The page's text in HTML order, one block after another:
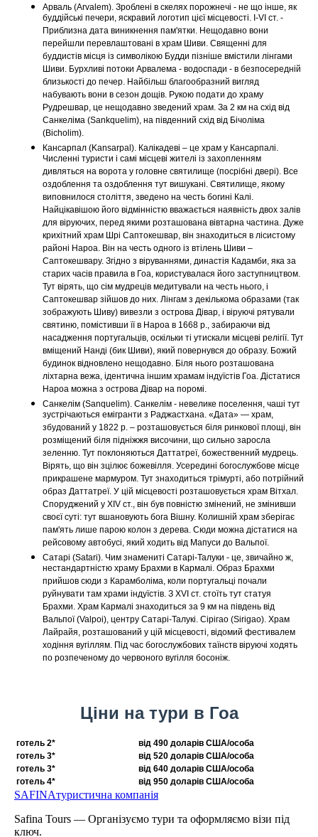
Арваль (Arvalem). Зроблені в скелях порожнечі - не що інше, як
буддійські печери, яскравий логотип цієї місцевості. I-VI ст. -
Приблизна дата виникнення пам'ятки. Нещодавно вони
перейшли перевлаштовані в храм Шиви. Священні для
буддистів місця із символікою Будди пізніше вмістили лінгами
Шиви. Бурхливі потоки Арвалема - водоспади - в безпосередній
близькості до печер. Найбільш благообразний вигляд
набувають вони в сезон дощів. Рукою подати до храму
Рудрешвар, це нещодавно зведений храм. За 2 км на схід від
Санкеліма (Sankquelim), на південний схід від Бічоліма
(Bicholim).
Кансарпал (Kansarpal). Калікадеві – це храм у Кансарпалі.
Численні туристи і самі місцеві жителі із захопленням
дивляться на ворота у головне святилище (посрібні двері). Все
оздоблення та оздоблення тут вишукані. Святилище, якому
виповнилося століття, зведено на честь богині Калі.
Найцікавішою його відмінністю вважається наявність двох залів
для віруючих, перед якими розташована вівтарна частина. Дуже
крихітний храм Шрі Саптокешвар, він знаходиться в лісистому
районі Нароа. Він на честь одного із втілень Шиви –
Саптокешвару. Згідно з віруваннями, династія Кадамби, яка за
старих часів правила в Гоа, користувалася його заступництвом.
Тут вірять, що сім мудреців медитували на честь нього, і
Саптокешвар зійшов до них. Лінгам з декількома образами (так
зображують Шиву) вивезли з острова Дівар, і віруючі рятували
святиню, помістивши її в Нароа в 1668 р., забираючи від
насадження португальців, оскільки ті утискали місцеві релігії. Тут
вміщений Нанді (бик Шиви), який повернувся до образу. Божий
будинок відновлено нещодавно. Біля нього розташована
ліхтарна вежа, ідентична іншим храмам індуїстів Гоа. Дістатися
Нароа можна з острова Дівар на поромі.
Санкелім (Sanquelim). Санкелім - невелике поселення, чаші тут
зустрічаються емігранти з Раджастхана. «Дата» — храм,
збудований у 1822 р. – розташовується біля ринкової площі, він
розміщений біля підніжжя височини, що сильно заросла
зеленню. Тут поклоняються Даттатреї, божественний мудрець.
Вірять, що він зцілює божевілля. Усередині богослужбове місце
прикрашене мармуром. Тут знаходиться трімурті, або потрійний
образ Даттатреї. У цій місцевості розташовується храм Вітхал.
Споруджений у XIV ст., він був повністю змінений, не змінивши
своєї суті: тут вшановують бога Вішну. Колишній храм зберігає
пам'ять лише парою колон з дерева. Сюди можна дістатися на
рейсовому автобусі, який ходить від Мапуси до Вальпої.
Сатарі (Satari). Чим знамениті Сатарі-Талуки - це, звичайно ж,
нестандартністю храму Брахми в Кармалі. Образ Брахми
прийшов сюди з Карамболіма, коли португальці почали
руйнувати там храми індуїстів. З XVI ст. стоїть тут статуя
Брахми. Храм Кармалі знаходиться за 9 км на південь від
Вальпої (Valpoi), центру Сатарі-Талукі. Сірігао (Sirigao). Храм
Лайрайя, розташований у цій місцевості, відомий фестивалем
ходіння вугіллям. Під час богослужбових таїнств віруючі ходять
по розпеченому до червоного вугілля босоніж.
Ціни на тури в Гоа
готель 2*
від 490 доларів США/особа
готель 3*
від 520 доларів США/особа
готель 3*
від 640 доларів США/особа
готель 4*
від 950 доларів США/особа
SAFINAтуристична компанія
Safina Tours — Організуємо тури та оформляємо візи під
ключ.